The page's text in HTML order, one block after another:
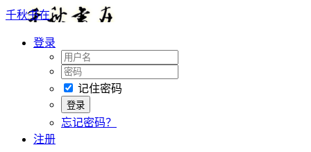
千秋书在
登录
记住密码
忘记密码？
注册